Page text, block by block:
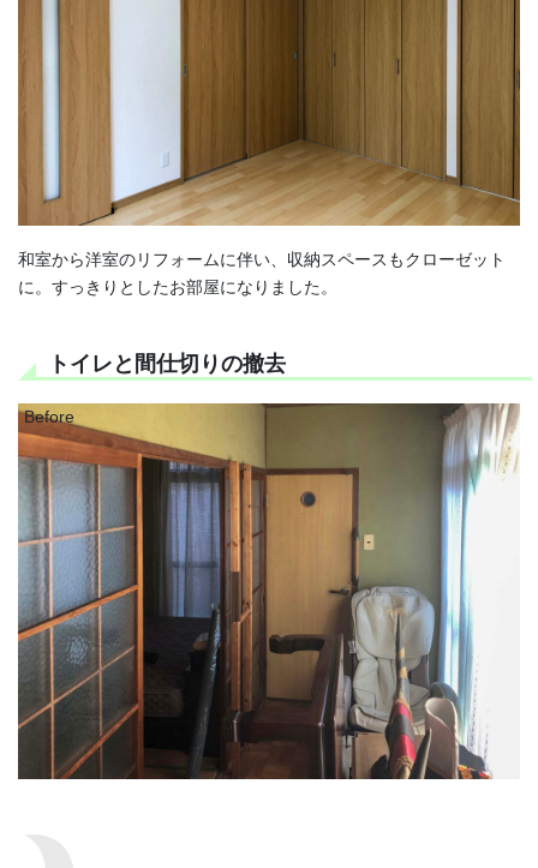
和室から洋室のリフォームに伴い、収納スペースもクローゼット
に。すっきりとしたお部屋になりました。
トイレと間仕切りの撤去
Before